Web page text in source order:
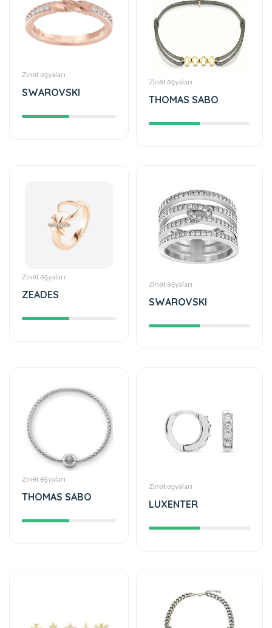
Zinət əşyaları
SWAROVSKI
Zinət əşyaları
THOMAS SABO
Zinət əşyaları
ZEADES
Zinət əşyaları
SWAROVSKI
Zinət əşyaları
THOMAS SABO
Zinət əşyaları
LUXENTER